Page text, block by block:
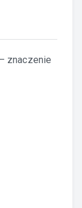
znaczenie